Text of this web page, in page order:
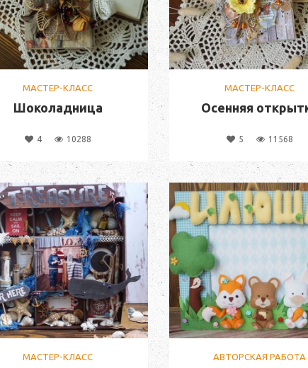
МАСТЕР-КЛАСС
Шоколадница
4 10288
МАСТЕР-КЛАСС
Осенняя
5 11568
МАСТЕР-КЛАСС АВТОРСКАЯ РАБОТА